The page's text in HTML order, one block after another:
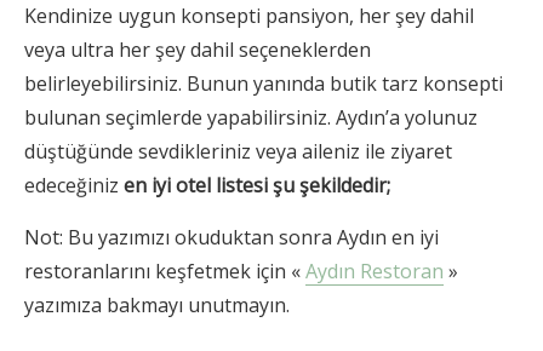
Kendinize uygun konsepti pansiyon, her şey dahil
veya ultra her şey dahil seçeneklerden
belirleyebilirsiniz. Bunun yanında butik tarz konsepti
bulunan seçimlerde yapabilirsiniz. Aydın’a yolunuz
düştüğünde sevdikleriniz veya aileniz ile ziyaret
edeceğiniz en iyi otel listesi şu şekildedir;
Not: Bu yazımızı okuduktan sonra Aydın en iyi
restoranlarını keşfetmek için «Aydın Restoran »
yazımıza bakmayı unutmayın.